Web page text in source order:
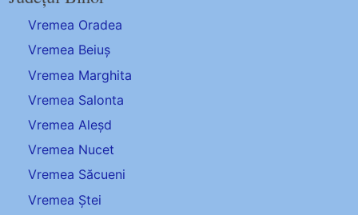
Vremea Oradea
Vremea Beiuș
Vremea Marghita
Vremea Salonta
Vremea Aleșd
Vremea Nucet
Vremea Săcueni
Vremea Ștei